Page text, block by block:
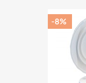
-8%